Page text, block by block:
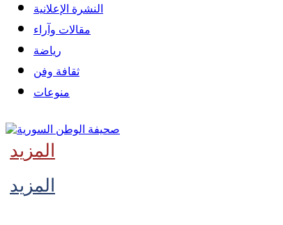
النشرة الإعلانية
مقالات وآراء
رياضة
ثقافة وفن
منوعات
المزيد
‫آخر
المزيد